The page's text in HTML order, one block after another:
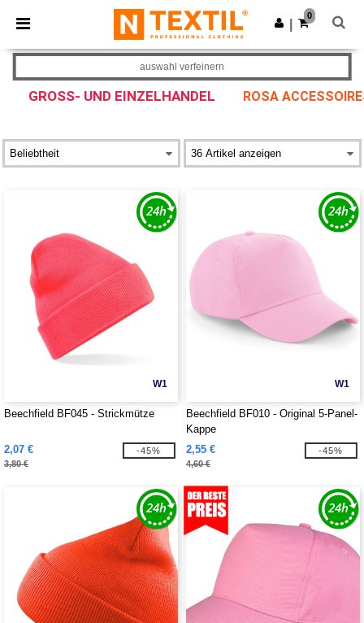
× Ntextil App
Bessere Preise in der App!
App holen
0
GROSS- UND EINZELHANDEL ROSA
auswahl verfeinern
W1
Beechfield BF045 - Strickmütze
2,07 €
3,80 €
-45%
W1
Beechfield BF010 - Original 5-Panel-
Kappe
2,55 €
4,60 €
-45%